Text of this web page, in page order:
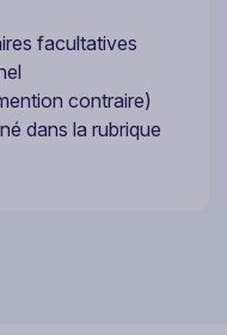
facultatives
contraire)
dans la rubrique